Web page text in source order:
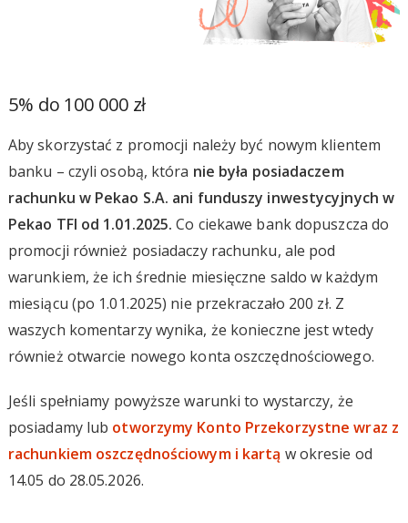
5% do 100 000 zł
Aby skorzystać z promocji należy być nowym klientem
banku – czyli osobą, która nie była posiadaczem
rachunku w Pekao S.A. ani funduszy inwestycyjnych w
Pekao TFI od 1.01.2025. Co ciekawe bank dopuszcza do
promocji również posiadaczy rachunku, ale pod
warunkiem, że ich średnie miesięczne saldo w każdym
miesiącu (po 1.01.2025) nie przekraczało 200 zł. Z
waszych komentarzy wynika, że konieczne jest wtedy
również otwarcie nowego konta oszczędnościowego.
Jeśli spełniamy powyższe warunki to wystarczy, że
posiadamy lub otworzymy Konto Przekorzystne wraz z
rachunkiem oszczędnościowym i kartą w okresie od
14.05 do 28.05.2026.